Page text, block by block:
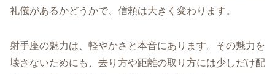
礼儀があるかどうかで、信頼は大きく変わります。
射手座の魅力は、軽やかさと本音にあります。その魅力を
壊さないためにも、去り方や距離の取り方には少しだけ配